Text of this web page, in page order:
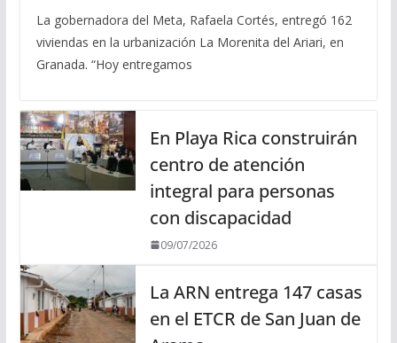
La gobernadora del Meta, Rafaela Cortés, entregó 162
viviendas en la urbanización La Morenita del Ariari, en
Granada. “Hoy entregamos
En Playa Rica construirán
centro de atención
integral para personas
con discapacidad
09/07/2026
La ARN entrega 147 casas
en el ETCR de San Juan de